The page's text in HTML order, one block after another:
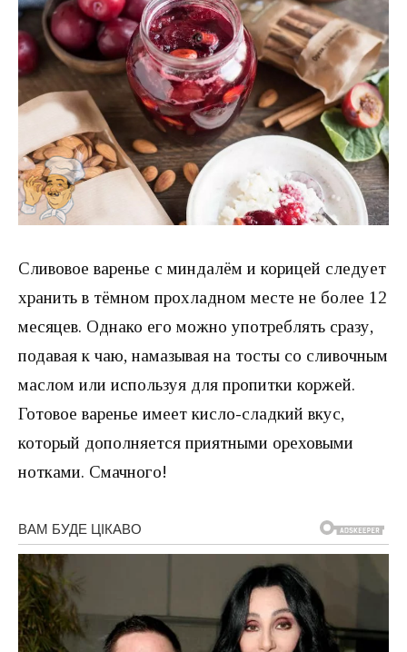
Сливовое варенье с миндалём и корицей следует
хранить в тёмном прохладном месте не более 12
месяцев. Однако его можно употреблять сразу,
подавая к чаю, намазывая на тосты со сливочным
маслом или используя для пропитки коржей.
Готовое варенье имеет кисло-сладкий вкус,
который дополняется приятными ореховыми
нотками. Смачного!